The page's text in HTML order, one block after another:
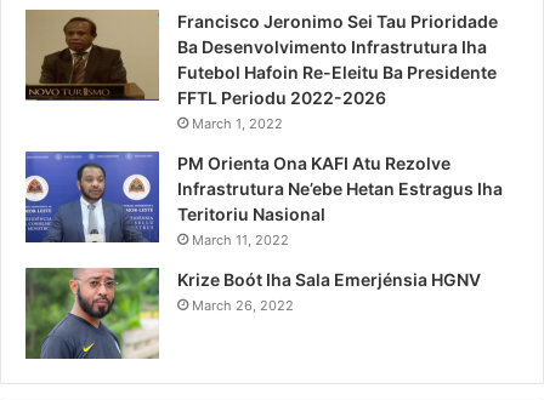
Francisco Jeronimo Sei Tau Prioridade
Ba Desenvolvimento Infrastrutura Iha
Futebol Hafoin Re-Eleitu Ba Presidente
FFTL Periodu 2022-2026
March 1, 2022
PM Orienta Ona KAFI Atu Rezolve
Infrastrutura Ne’ebe Hetan Estragus Iha
Teritoriu Nasional
March 11, 2022
Krize Boót Iha Sala Emerjénsia HGNV
March 26, 2022